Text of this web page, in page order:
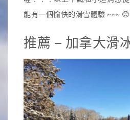
能有一個愉快的滑雪體驗 ~~~ 😊
推薦 – 加拿大滑